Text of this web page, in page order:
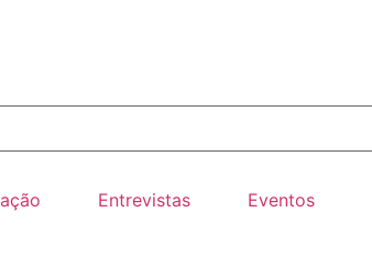
Entrevistas Eventos